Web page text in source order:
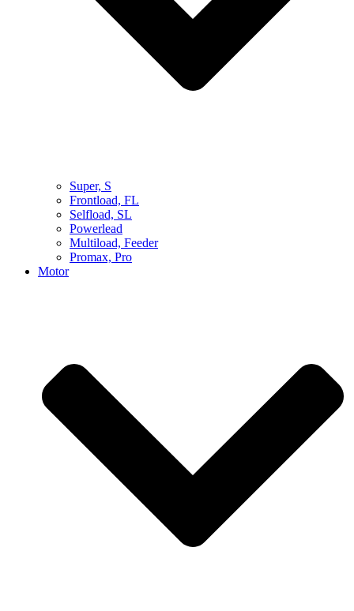
Super, S
Frontload, FL
Selfload, SL
Powerlead
Multiload, Feeder
Promax, Pro
Motor